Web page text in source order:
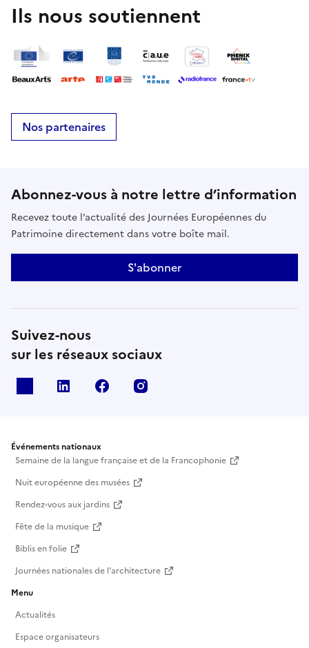
Ils nous soutiennent
Nos partenaires
Abonnez-vous à notre lettre d’information
Recevez toute l’actualité des Journées Européennes du
Patrimoine directement dans votre boîte mail.
S'abonner
Suivez-nous
sur les réseaux sociaux
Linkedin Facebook
Événements nationaux
Semaine de la langue française et de la Francophonie
Nuit européenne des musées
Rendez-vous aux jardins
Fête de la musique
Biblis en folie
Journées nationales de l'architecture
Menu
Actualités
Espace organisateurs